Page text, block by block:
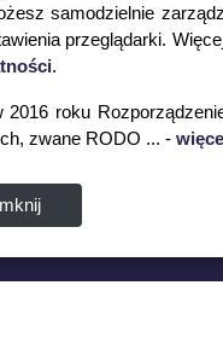
samodzielnie
przeglądarki.
.
2016 roku
zwane RODO ... -
najnowsze
moich danych